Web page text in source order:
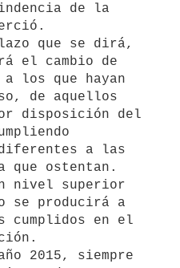
de la
el cambio de
los que hayan
de aquellos
disposición del
a las
que ostentan.
se producirá a
cumplidos en el